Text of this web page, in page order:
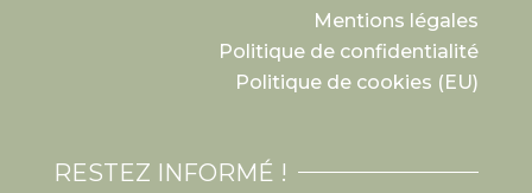
Mentions légales
Politique de confidentialité
Politique de cookies (EU)
RESTEZ INFORMÉ !